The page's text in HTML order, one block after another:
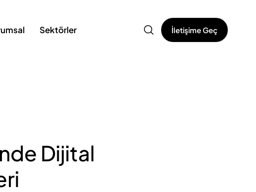
Sektörler İletişime Geç
Dijital